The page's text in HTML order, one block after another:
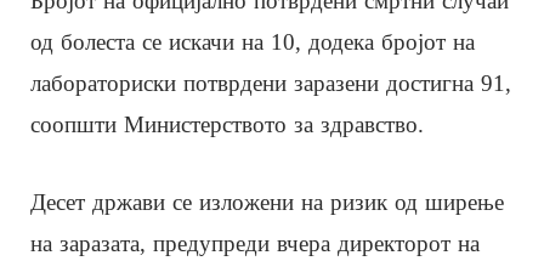
од болеста се искачи на 10, додека бројот на
лабораториски потврдени заразени достигна 91,
соопшти Министерството за здравство.
Десет држави се изложени на ризик од ширење
на заразата, предупреди вчера директорот на